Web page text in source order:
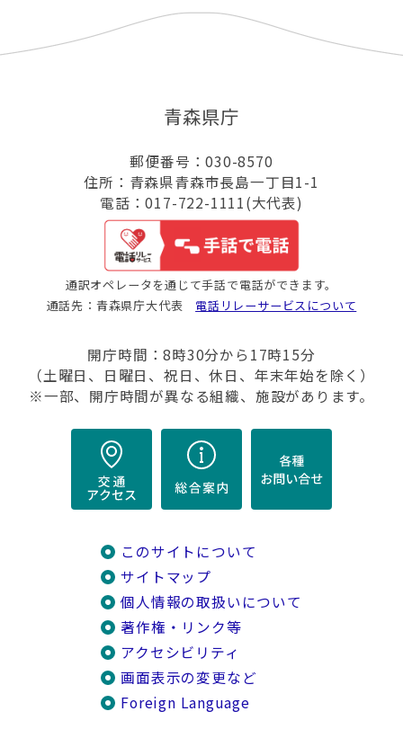
青森県庁
郵便番号：030-8570
住所：青森県青森市長島一丁目1-1
電話：017-722-1111(大代表)
通訳オペレータを通じて手話で電話ができます。
通話先：青森県庁大代表 電話リレーサービスについて
開庁時間：8時30分から17時15分
（土曜日、日曜日、祝日、休日、年末年始を除く）
※一部、開庁時間が異なる組織、施設があります。
このサイトについて
サイトマップ
個人情報の取扱いについて
著作権・リンク等
アクセシビリティ
画面表示の変更など
Foreign Language